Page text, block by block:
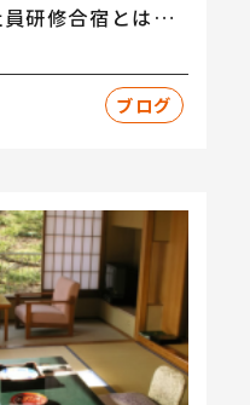
員研修合宿とは…
ブログ